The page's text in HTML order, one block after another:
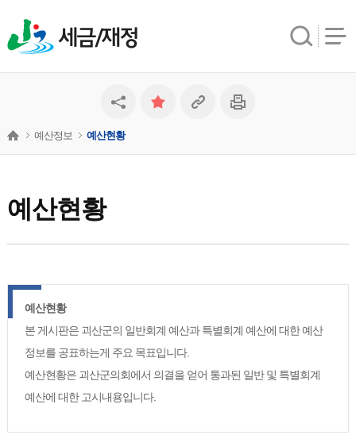
세금/재정
예산현황
예산정보 예산현황
예산현황
본 게시판은 괴산군의 일반회계 예산과 특별회계 예산에 대한 예산
정보를 공표하는게 주요 목표입니다.
예산현황은 괴산군의회에서 의결을 얻어 통과된 일반 및 특별회계
예산에 대한 고시내용입니다.